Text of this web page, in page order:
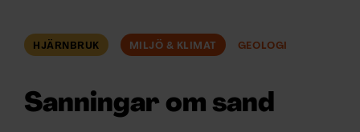
HJÄRNBRUK MILJÖ & KLIMAT GEOLOGI
Sanningar om sand